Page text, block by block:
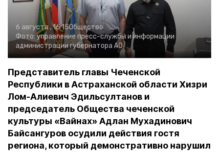
6 августа , 16:15Общество
Фото: управление пресс-службы и информации
администрации губернатора АО
Представитель главы Чеченской
Республики в Астраханской области Хизри
Лом-Алиевич Эдильсултанов и
председатель Общества чеченской
культуры «Вайнах» Адлан Мухадинович
Байсангуров осудили действия гостя
региона, который демонстративно нарушил